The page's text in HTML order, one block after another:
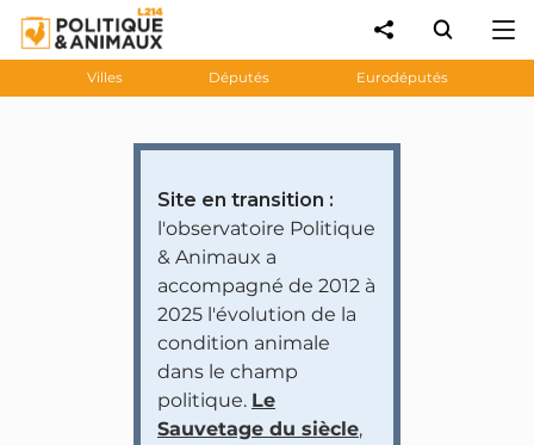
Villes Députés Eurodéputés
Site en transition :
l'observatoire Politique
& Animaux a
accompagné de 2012 à
2025 l'évolution de la
condition animale
dans le champ
politique. Le
Sauvetage du siècle,